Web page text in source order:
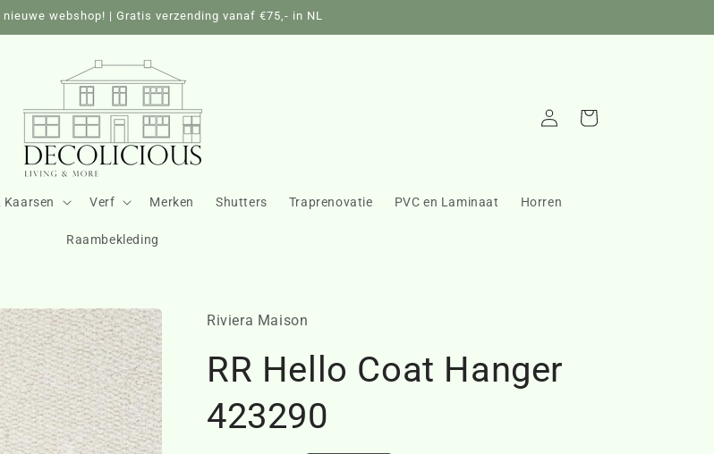
nieuwe webshop! | Gratis verzending vanaf €75,- in NL
Kaarsen Verf Merken Shutters Traprenovatie PVC en Laminaat Horren
Raambekleding
InloggenWinkelwagen
Riviera Maison
RR Hello Coat Hanger
423290